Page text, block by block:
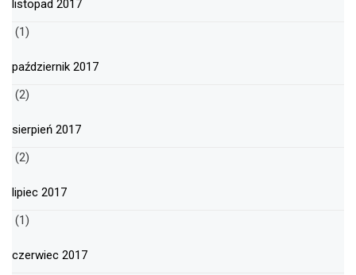
listopad 2017
(1)
październik 2017
(2)
sierpień 2017
(2)
lipiec 2017
(1)
czerwiec 2017